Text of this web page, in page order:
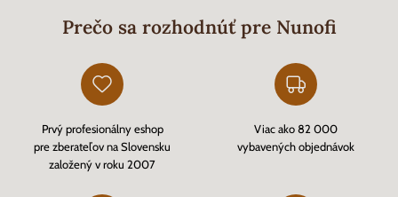
Prečo sa rozhodnúť pre Nunofi
Prvý profesionálny eshop
pre zberateľov na Slovensku
založený v roku 2007
Viac ako 82 000
vybavených objednávok